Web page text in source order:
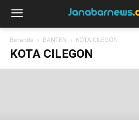
Beranda BANTEN KOTA CILEGON
KOTA CILEGON